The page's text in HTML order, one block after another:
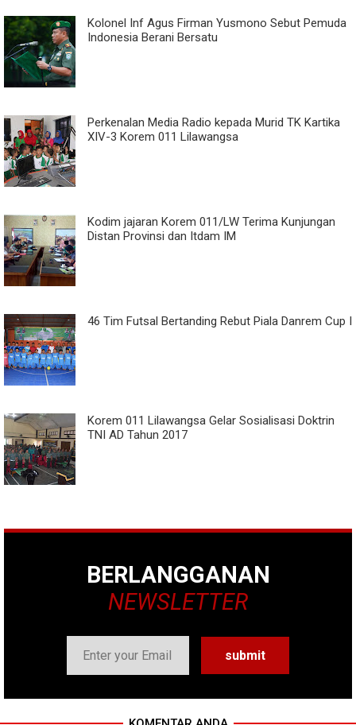
Kolonel Inf Agus Firman Yusmono Sebut Pemuda
Indonesia Berani Bersatu
Perkenalan Media Radio kepada Murid TK Kartika
XIV-3 Korem 011 Lilawangsa
Kodim jajaran Korem 011/LW Terima Kunjungan
Distan Provinsi dan Itdam IM
46 Tim Futsal Bertanding Rebut Piala Danrem Cup I
Korem 011 Lilawangsa Gelar Sosialisasi Doktrin
TNI AD Tahun 2017
BERLANGGANAN
NEWSLETTER